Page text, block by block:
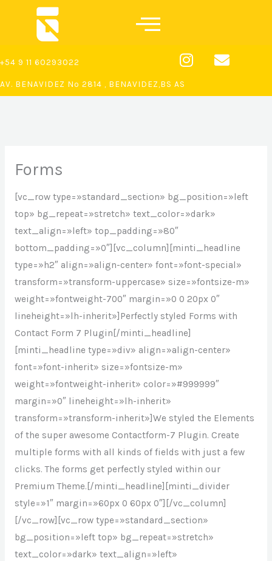
contenido
+54 9 11 60293022
I
n
t
E
n
e
AV. BENAVIDEZ Nº 2814 , BENAVIDEZ,BS AS
Forms
[vc_row type=»standard_section» bg_position=»left
top» bg_repeat=»stretch» text_color=»dark»
text_align=»left» top_padding=»80″
bottom_padding=»0″][vc_column][minti_headline
type=»h2″ align=»align-center» font=»font-special»
transform=»transform-uppercase» size=»fontsize-m»
weight=»fontweight-700″ margin=»0 0 20px 0″
lineheight=»lh-inherit»]Perfectly styled Forms with
Contact Form 7 Plugin[/minti_headline]
[minti_headline type=»div» align=»align-center»
font=»font-inherit» size=»fontsize-m»
weight=»fontweight-inherit» color=»#999999″
margin=»0″ lineheight=»lh-inherit»
transform=»transform-inherit»]We styled the Elements
of the super awesome Contactform-7 Plugin. Create
multiple forms with all kinds of fields with just a few
clicks. The forms get perfectly styled within our
Premium Theme.[/minti_headline][minti_divider
style=»1″ margin=»60px 0 60px 0″][/vc_column]
[/vc_row][vc_row type=»standard_section»
bg_position=»left top» bg_repeat=»stretch»
text_color=»dark» text_align=»left»